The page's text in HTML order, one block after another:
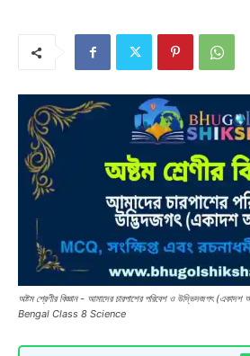
অষ্টম শ্রেণীর বিজ্ঞান - আমাদের চারপাশের পরিবেশ ও উদ্ভিদজগৎ
Bengal Class 8 Science